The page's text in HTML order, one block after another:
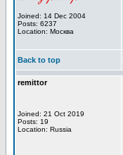
Joined: 14 Dec 2004
Posts: 6237
Location: Москва
Back to top
remittor
Joined: 21 Oct 2019
Posts: 19
Location: Russia